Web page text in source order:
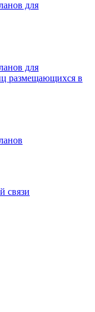
для
для
размещающихся в
связи